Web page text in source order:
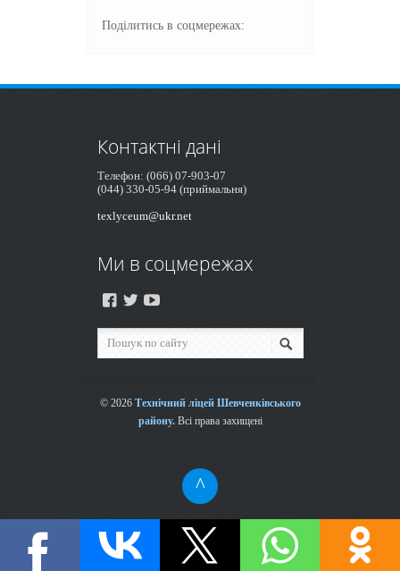
Поділитись в соцмережах:
Контактні дані
Телефон: (066) 07-903-07
(044) 330-05-94 (приймальня)
texlyceum@ukr.net
Ми в соцмережах
© 2026 Технічний ліцей Шевченківського
району.Всі права захищені
^